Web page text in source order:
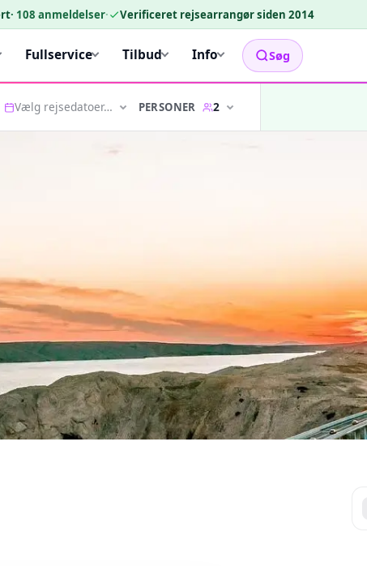
· 108 anmeldelser· Verificeret rejsearrangør siden 2014
Fullservice Tilbud Info Søg
Vælg rejsedatoer… PERSONER 2